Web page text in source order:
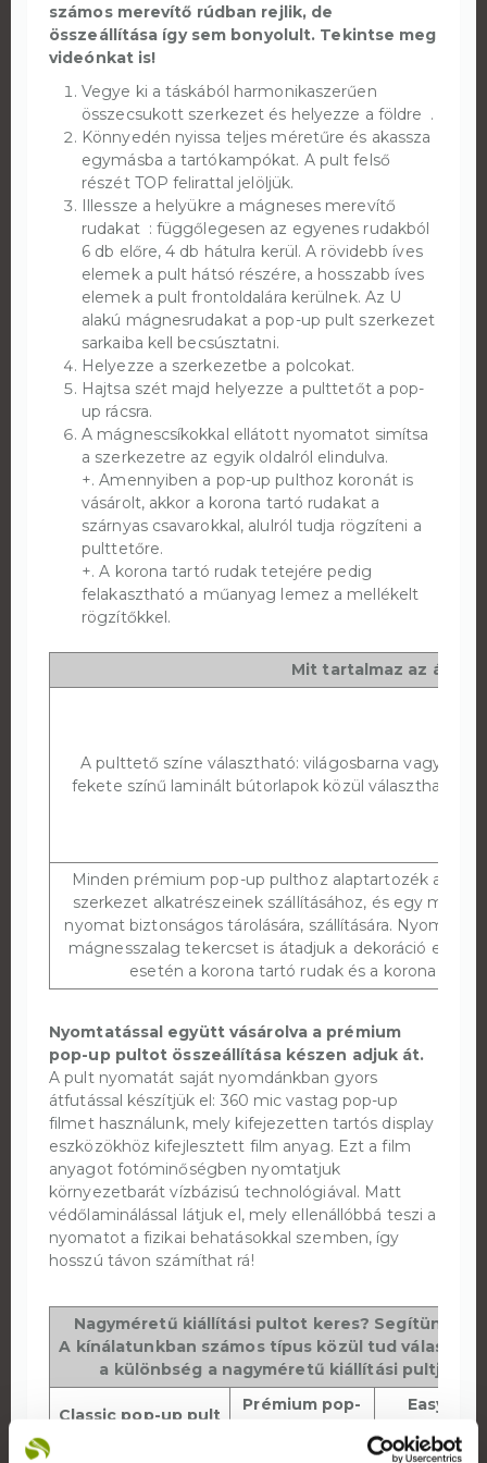
számos merevítő rúdban rejlik, de
összeállítása így sem bonyolult. Tekintse meg
videónkat is!
Vegye ki a táskából harmonikaszerűen
összecsukott szerkezet és helyezze a földre .
Könnyedén nyissa teljes méretűre és akassza
egymásba a tartókampókat. A pult felső
részét TOP felirattal jelöljük.
Illessze a helyükre a mágneses merevítő
rudakat : függőlegesen az egyenes rudakból
6 db előre, 4 db hátulra kerül. A rövidebb íves
elemek a pult hátsó részére, a hosszabb íves
elemek a pult frontoldalára kerülnek. Az U
alakú mágnesrudakat a pop-up pult szerkezet
sarkaiba kell becsúsztatni.
Helyezze a szerkezetbe a polcokat.
Hajtsa szét majd helyezze a pulttetőt a pop-
up rácsra.
A mágnescsíkokkal ellátott nyomatot simítsa
a szerkezetre az egyik oldalról elindulva.
+. Amennyiben a pop-up pulthoz koronát is
vásárolt, akkor a korona tartó rudakat a
szárnyas csavarokkal, alulról tudja rögzíteni a
pulttetőre.
+. A korona tartó rudak tetejére pedig
felakasztható a műanyag lemez a mellékelt
rögzítőkkel.
Mit tartalmaz az ár?
A pulttető színe választható: világosbarna vagy
fekete színű laminált bútorlapok közül választhat.
Minden prémium pop-up pulthoz alaptartozék a 3 db
szerkezet alkatrészeinek szállításához, és egy
nyomat biztonságos tárolására, szállítására. Nyomat
mágnesszalag tekercset is átadjuk a dekoráció
esetén a korona tartó rudak és a korona
Nyomtatással együtt vásárolva a prémium
pop-up pultot összeállítása készen adjuk át.
A pult nyomatát saját nyomdánkban gyors
átfutással készítjük el: 360 mic vastag pop-up
filmet használunk, mely kifejezetten tartós display
eszközökhöz kifejlesztett film anyag. Ezt a film
anyagot fotóminőségben nyomtatjuk
környezetbarát vízbázisú technológiával. Matt
védőlaminálással látjuk el, mely ellenállóbbá teszi a
nyomatot a fizikai behatásokkal szemben, így
hosszú távon számíthat rá!
Nagyméretű kiállítási pultot keres? Segítünk a
A kínálatunkban számos típus közül tud
a különbség a nagyméretű kiállítási pultjaink
Classic pop-up pult
Prémium pop-
Easy